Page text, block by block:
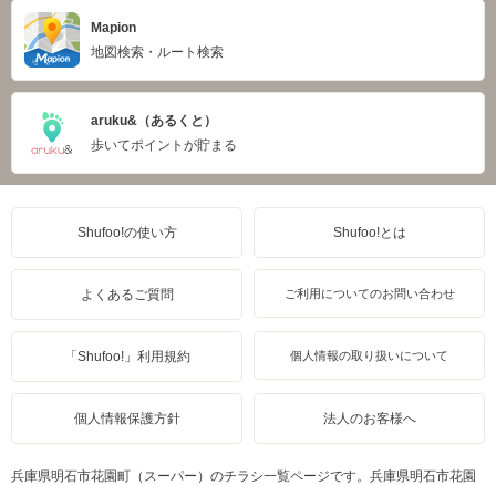
Mapion
地図検索・ルート検索
aruku&（あるくと）
歩いてポイントが貯まる
Shufoo!の使い方 Shufoo!とは
よくあるご質問 ご利用についてのお問い合わせ
「Shufoo!」利用規約 個人情報の取り扱いについて
個人情報保護方針 法人のお客様へ
兵庫県明石市花園町（スーパー）のチラシ一覧ページです。兵庫県明石市花園